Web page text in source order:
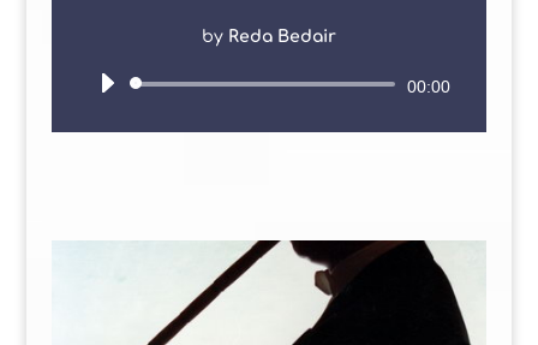
by Reda Bedair
Audio
00:00